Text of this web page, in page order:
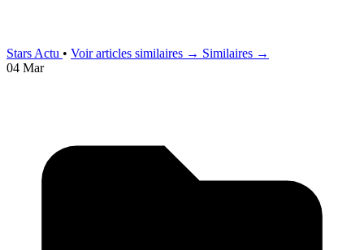
Stars Actu • Voir articles similaires → Similaires →
04 Mar